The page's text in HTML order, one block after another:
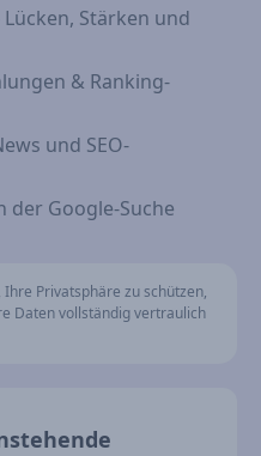
Stärken und
& Ranking-
und SEO-
der Google-Suche
Privatsphäre zu schützen,
Daten vollständig vertraulich